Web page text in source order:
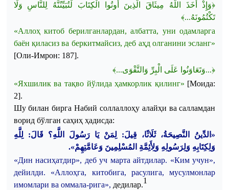
﴿وَإِذْ أَخَذَ اللَّهُ مِيثَاقَ الَّذِينَ أُوتُوا الْكِتَابَ لَتُبَيِّنُنَّهُ لِلنَّاسِ وَلَا
تَكْتُمُونَهُ...﴾
«Аллоҳ китоб берилганлардан,албатта, уни одамларга
баён қиласиз ва беркитмайсиз, деб аҳд олганини эсланг»
[Оли-Имрон: 187].
﴿...وَتَعَاوَنُوا عَلَى الْبِرِّ وَالتَّقْوَى...﴾
«Яхшилик ва тақво йўлида ҳамкорлик қилинг» [Моида:
2].
Шу билан бирга Набий соллаллоҳу алайҳи ва салламдан
ворид бўлган саҳиҳ ҳадисда:
«الدِّينُ النَّصِيحَةُ، ثَلَاثًا، قِيلَ: لِمَنْ يَا رَسُولَ اللَّهِ؟ قَالَ: لِلَّهِ
وَلِكِتَابِهِ وَلِرَسُولِهِ وَلِأَئِمَّةِ المُسْلِمِينَ وَعَامَّتِهِمْ».
«Дин насиҳатдир», деб уч марта айтдилар. «Ким учун»,
дейилди. «Аллоҳга, китобига, расулига, мусулмонлар
имомлари ва оммала-рига», дедилар.1